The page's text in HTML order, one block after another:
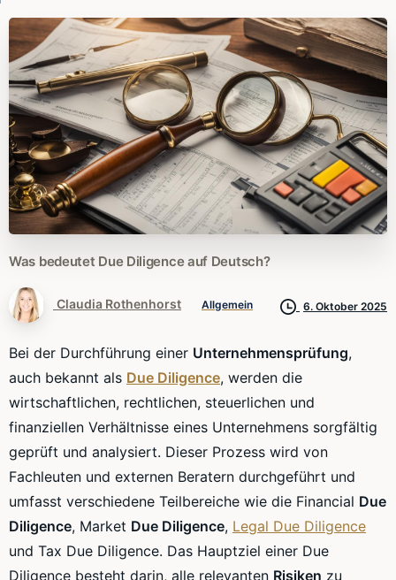
Was bedeutet Due Diligenceauf Deutsch?
Claudia Rothenhorst Allgemein 6. Oktober 2025
Bei der Durchführung einer Unternehmensprüfung,
auch bekannt als Due Diligence, werden die
wirtschaftlichen, rechtlichen, steuerlichen und
finanziellen Verhältnisse eines Unternehmens sorgfältig
geprüft und analysiert. Dieser Prozess wird von
Fachleuten und externen Beratern durchgeführt und
umfasst verschiedene Teilbereiche wie die Financial Due
Diligence, Market Due Diligence, Legal Due Diligence
und Tax Due Diligence. Das Hauptziel einer Due
Diligence besteht darin, alle relevanten Risiken zu